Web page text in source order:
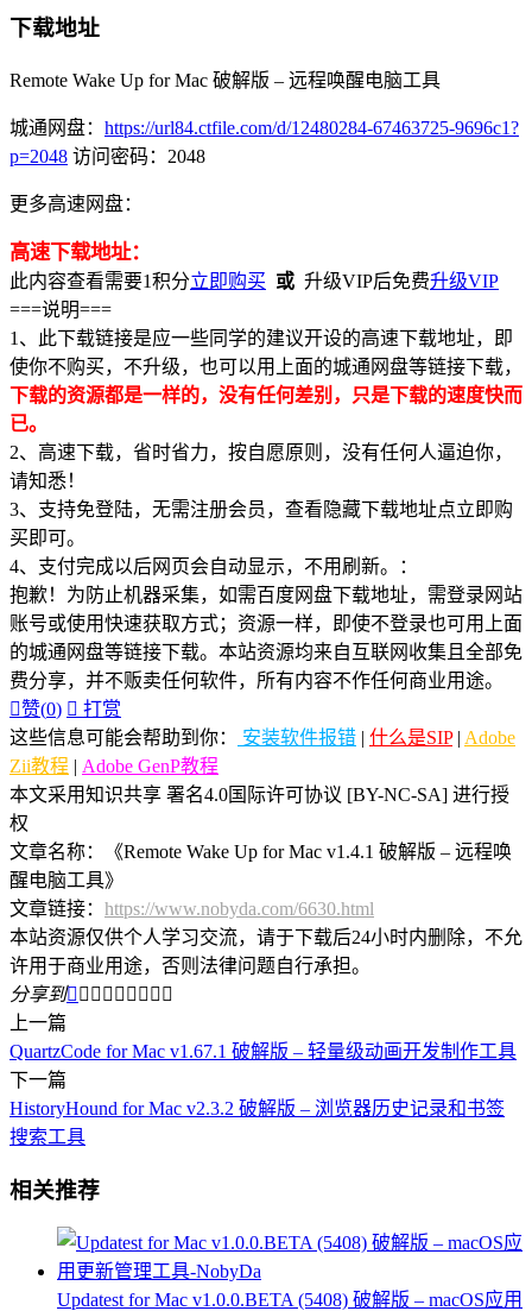
下载地址
Remote Wake Up for Mac 破解版 – 远程唤醒电脑工具
城通网盘： https://url84.ctfile.com/d/12480284-67463725-9696c1?
p=2048 访问密码：2048
更多高速网盘：
高速下载地址：
此内容查看需要1积分立即购买 或 升级VIP后免费升级VIP
===说明===
1、此下载链接是应一些同学的建议开设的高速下载地址，即
使你不购买，不升级，也可以用上面的城通网盘等链接下载，
下载的资源都是一样的，没有任何差别，只是下载的速度快而
已。
2、高速下载，省时省力，按自愿原则，没有任何人逼迫你，
请知悉！
3、支持免登陆，无需注册会员，查看隐藏下载地址点立即购
买即可。
4、支付完成以后网页会自动显示，不用刷新。：
抱歉！为防止机器采集，如需百度网盘下载地址，需登录网站
账号或使用快速获取方式；资源一样，即使不登录也可用上面
的城通网盘等链接下载。本站资源均来自互联网收集且全部免
费分享，并不贩卖任何软件，所有内容不作任何商业用途。
赞(0)  打赏
这些信息可能会帮助到你：
安装软件报错 | 什么是SIP| Adobe
Zii教程 | Adobe GenP教程
本文采用知识共享 署名4.0国际许可协议 [BY-NC-SA] 进行授
权
文章名称：《Remote Wake Up for Mac v1.4.1 破解版 – 远程唤
醒电脑工具》
文章链接： https://www.nobyda.com/6630.html
本站资源仅供个人学习交流，请于下载后24小时内删除，不允
许用于商业用途，否则法律问题自行承担。
分享到        
上一篇
QuartzCode for Mac v1.67.1 破解版 – 轻量级动画开发制作工具
下一篇
HistoryHound for Mac v2.3.2 破解版 – 浏览器历史记录和书签
搜索工具
相关推荐
Updatest for Mac v1.0.0.BETA (5408) 破解版 – macOS应用